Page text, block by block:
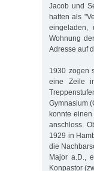
Jacob und
hatten als
eingeladen,
Wohnung
Adresse auf
1930 zogen
eine Zeile
Gymnasium
konnte einen
anschloss.
1929 in
die
Major a.D.,
Konpastor